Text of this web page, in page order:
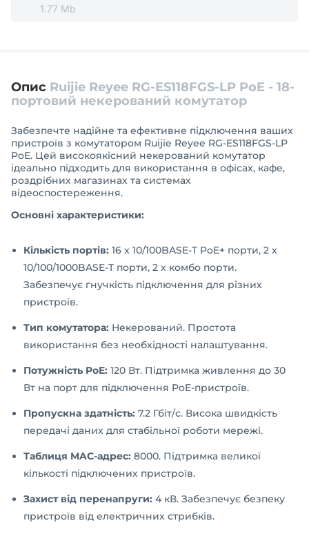
1.77 Mb
Опис Ruijie Reyee RG-ES118FGS-LP PoE - 18-
портовий некерований комутатор
Забезпечте надійне та ефективне підключення ваших
пристроїв з комутатором Ruijie Reyee RG-ES118FGS-LP
PoE. Цей високоякісний некерований комутатор
ідеально підходить для використання в офісах, кафе,
роздрібних магазинах та системах
відеоспостереження.
Основні характеристики:
Кількість портів: 16 x 10/100BASE-T PoE+ порти, 2 x
10/100/1000BASE-T порти, 2 x комбо порти.
Забезпечує гнучкість підключення для різних
пристроїв.
Тип комутатора: Некерований. Простота
використання без необхідності налаштування.
Потужність PoE: 120 Вт. Підтримка живлення до 30
Вт на порт для підключення PoE-пристроїв.
Пропускна здатність: 7.2 Гбіт/с. Висока швидкість
передачі даних для стабільної роботи мережі.
Таблиця MAC-адрес: 8000. Підтримка великої
кількості підключених пристроїв.
Захист від перенапруги: 4 кВ. Забезпечує безпеку
пристроїв від електричних стрибків.